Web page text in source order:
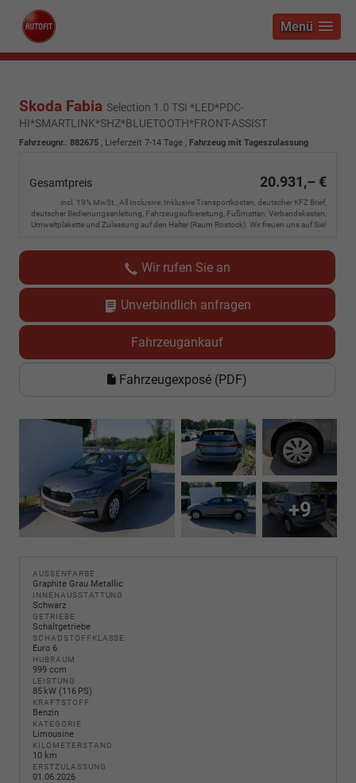
Menü
Skoda Fabia Selection 1.0 TSI *LED*PDC-
HI*SMARTLINK*SHZ*BLUETOOTH*FRONT-ASSIST
Fahrzeugnr.: 882675 , Lieferzeit 7-14 Tage , Fahrzeug mit Tageszulassung
Gesamtpreis 20.931,– €
incl. 19% MwSt., All Inclusive: Inklusive Transportkosten, deutscher KFZ Brief,
deutscher Bedienungsanleitung, Fahrzeugaufbereitung, Fußmatten, Verbandskasten,
Umweltplakette und Zulassung auf den Halter (Raum Rostock). Wir freuen uns auf Sie!
Wir rufen Sie an
Unverbindlich anfragen
Fahrzeugankauf
Fahrzeugexposé (PDF)
+9
AUSSENFARBE
Graphite Grau Metallic
INNENAUSSTATTUNG
Schwarz
GETRIEBE
Schaltgetriebe
SCHADSTOFFKLASSE
Euro 6
HUBRAUM
999 ccm
LEISTUNG
85 kW (116 PS)
KRAFTSTOFF
Benzin
KATEGORIE
Limousine
KILOMETERSTAND
10 km
ERSTZULASSUNG
01.06.2026